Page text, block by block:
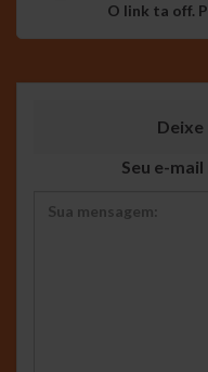
O link ta off.
Seu e-